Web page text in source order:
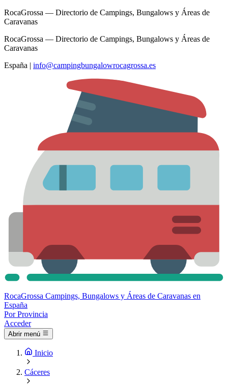
RocaGrossa — Directorio de Campings, Bungalows y Áreas de
Caravanas
RocaGrossa — Directorio de Campings, Bungalows y Áreas de
Caravanas
España | info@campingbungalowrocagrossa.es
RocaGrossa Campings, Bungalows y Áreas de Caravanas en
España
Por Provincia
Acceder
Abrir menú
Inicio
Cáceres